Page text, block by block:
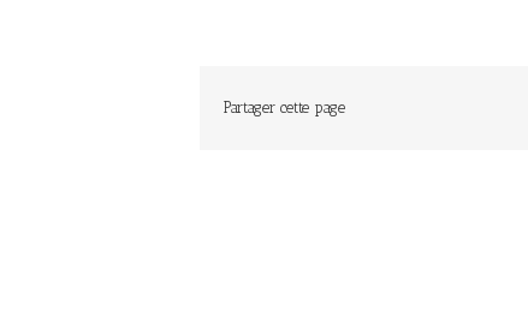
Partager cette page